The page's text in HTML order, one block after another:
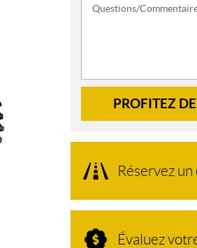
Questions/
PROFITEZ
Réservez
Évaluez